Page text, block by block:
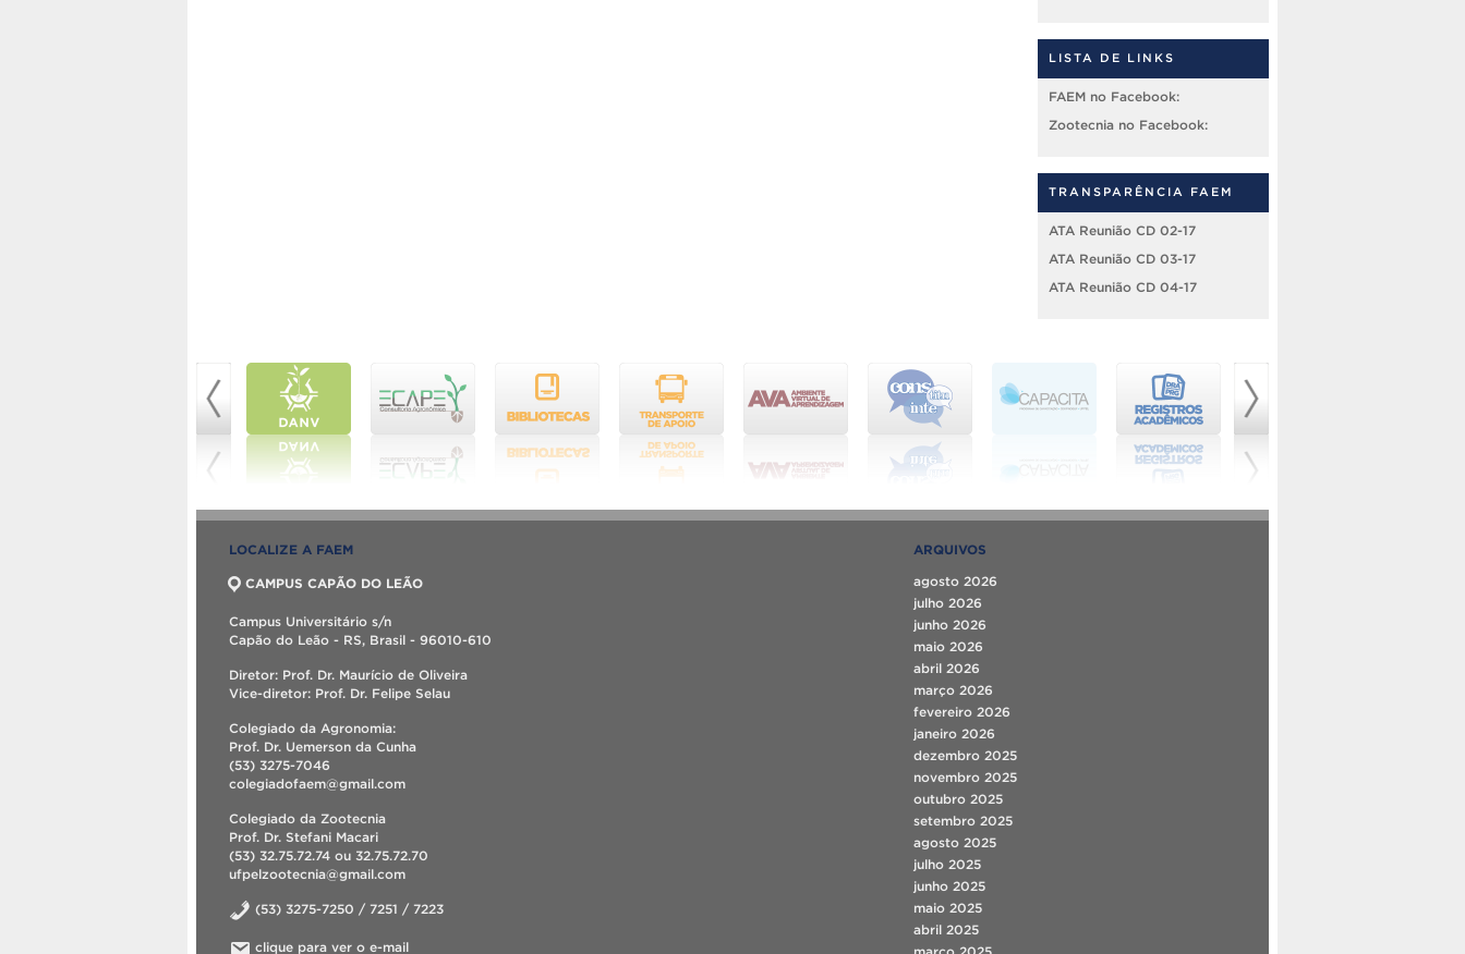
LISTA DE LINKS
FAEM no Facebook:
Zootecnia no Facebook:
TRANSPARÊNCIA FAEM
ATA Reunião CD 02-17
ATA Reunião CD 03-17
ATA Reunião CD 04-17
LOCALIZE A FAEM
CAMPUS CAPÃO DO LEÃO
Campus Universitário s/n
Capão do Leão - RS, Brasil - 96010-610
Diretor: Prof. Dr. Maurício de Oliveira
Vice-diretor: Prof. Dr. Felipe Selau
Colegiado da Agronomia:
Prof. Dr. Uemerson da Cunha
(53) 3275-7046
colegiadofaem@gmail.com
Colegiado da Zootecnia
Prof. Dr. Stefani Macari
(53) 32.75.72.74 ou 32.75.72.70
ufpelzootecnia@gmail.com
(53) 3275-7250 / 7251 / 7223
clique para ver o e-mail
ARQUIVOS
agosto 2026
julho 2026
junho 2026
maio 2026
abril 2026
março 2026
fevereiro 2026
janeiro 2026
dezembro 2025
novembro 2025
outubro 2025
setembro 2025
agosto 2025
julho 2025
junho 2025
maio 2025
abril 2025